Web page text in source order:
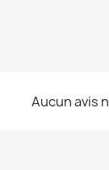
Aucun avis